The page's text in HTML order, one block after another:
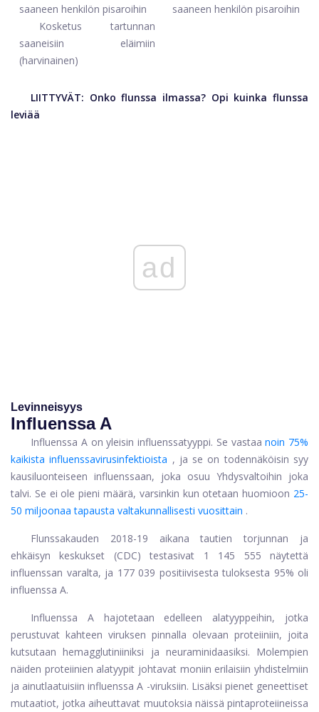
saaneen henkilön pisaroihin
Kosketus tartunnan
saaneisiin eläimiin
(harvinainen)
saaneen henkilön pisaroihin
LIITTYVÄT: Onko flunssa ilmassa? Opi kuinka flunssa
leviää
ad
Levinneisyys
Influenssa A
Influenssa A on yleisin influenssatyyppi. Se vastaa noin 75%
kaikista influenssavirusinfektioista , ja se on todennäköisin syy
kausiluonteiseen influenssaan, joka osuu Yhdysvaltoihin joka
talvi. Se ei ole pieni määrä, varsinkin kun otetaan huomioon 25-
50 miljoonaa tapausta valtakunnallisesti vuosittain .
Flunssakauden 2018-19 aikana tautien torjunnan ja
ehkäisyn keskukset (CDC) testasivat 1 145 555 näytettä
influenssan varalta, ja 177 039 positiivisesta tuloksesta 95% oli
influenssa A.
Influenssa A hajotetaan edelleen alatyyppeihin, jotka
perustuvat kahteen viruksen pinnalla olevaan proteiiniin, joita
kutsutaan hemagglutiniiniksi ja neuraminidaasiksi. Molempien
näiden proteiinien alatyypit johtavat moniin erilaisiin yhdistelmiin
ja ainutlaatuisiin influenssa A -viruksiin. Lisäksi pienet geneettiset
mutaatiot, jotka aiheuttavat muutoksia näissä pintaproteiineissa